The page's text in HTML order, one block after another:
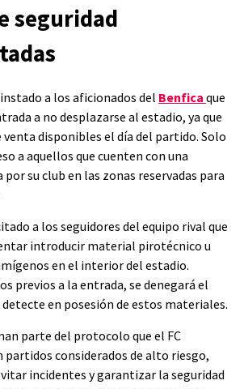
seguridad
a los aficionados del Benfica que
a no desplazarse al estadio, ya que
venta disponibles el día del partido. Solo
a aquellos que cuenten con una
su club en las zonas reservadas para
a los seguidores del equipo rival que
introducir material pirotécnico u
en el interior del estadio.
previos a la entrada, se denegará el
detecte en posesión de estos materiales.
parte del protocolo que el FC
partidos considerados de alto riesgo,
incidentes y garantizar la seguridad